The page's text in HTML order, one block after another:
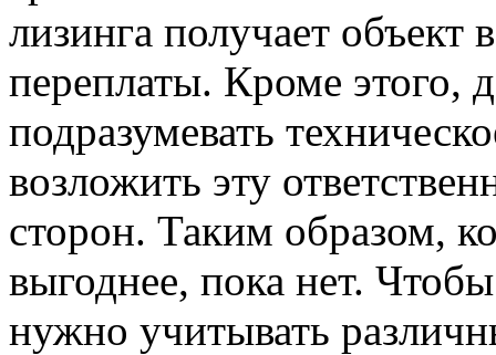
лизинга получает объект
переплаты. Кроме этого,
подразумевать
возложить эту
сторон. Таким образом,
выгоднее, пока нет.
нужно учитывать